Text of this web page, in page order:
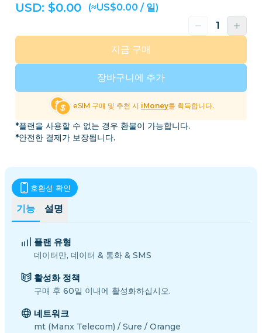
USD: $0.00 (≈US$0.00 / 일)
장바구니에 추가
지금 구매
eSIM 구매 및 추천 시 iMoney를 획득합니다.
*플랜을 사용할 수 없는 경우 환불이 가능합니다.
*안전한 결제가 보장됩니다.
기능 설명
호환성 확인
플랜 유형
데이터만, 데이터 & 통화 & SMS
활성화 정책
구매 후 60일 이내에 활성화하십시오.
네트워크
mt (Manx Telecom) / Sure / Orange